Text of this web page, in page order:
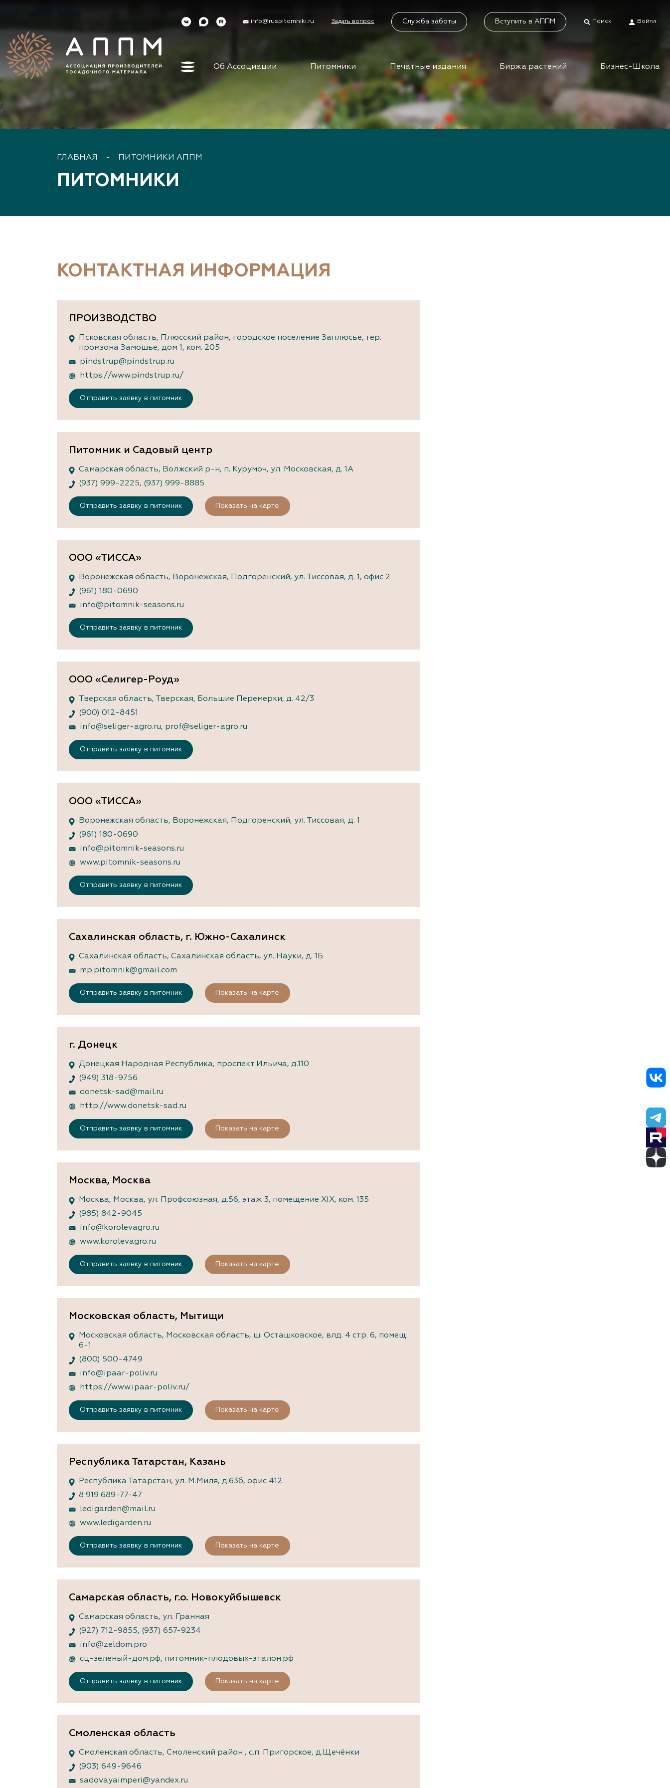
info@ruspitomniki.ru Задать вопрос Служба заботы Вступить в АППМ Поиск Войти
Об Ассоциации Питомники Печатные издания Биржа растений Бизнес-Школа
Об ассоциации
Органы управления
Реквизиты АППМ
представительства
Питомники АППМ
Партнеры питомников
Участники
Биржа растений
отрасли
Каталог растений
Система добровольной
ГЛАВНАЯ - ПИТОМНИКИ АППМ
ПИТОМНИКИ
КОНТАКТНАЯ ИНФОРМАЦИЯ
ПРОИЗВОДСТВО
Псковская область, Плюсский район, городское поселение Заплюсье, тер.
промзона Замошье, дом 1, ком. 205
pindstrup@pindstrup.ru
https://www.pindstrup.ru/
Отправить заявку в питомник
Питомник и Садовый центр
Самарская область, Волжский р-н, п. Курумоч, ул. Московская, д. 1А
(937) 999-2225, (937) 999-8885
Отправить заявку в питомник Показать на карте
ООО «ТИССА»
Воронежская область, Воронежская, Подгоренский, ул. Тиссовая, д. 1, офис 2
(961) 180-0690
info@pitomnik-seasons.ru
Отправить заявку в питомник
ООО «Селигер-Роуд»
Тверская область, Тверская, Большие Перемерки, д. 42/3
(900) 012-8451
info@seliger-agro.ru, prof@seliger-agro.ru
Отправить заявку в питомник
ООО «ТИССА»
Воронежская область, Воронежская, Подгоренский, ул. Тиссовая, д. 1
(961) 180-0690
info@pitomnik-seasons.ru
www.pitomnik-seasons.ru
Отправить заявку в питомник
Сахалинская область, г. Южно-Сахалинск
Сахалинская область, Сахалинская область, ул. Науки, д. 1Б
mp.pitomnik@gmail.com
Отправить заявку в питомник Показать на карте
г. Донецк
Донецкая Народная Республика, проспект Ильича, д.110
(949) 318-9756
donetsk-sad@mail.ru
http://www.donetsk-sad.ru
Отправить заявку в питомник Показать на карте
Москва, Москва
Москва, Москва, ул. Профсоюзная, д.56, этаж 3, помещение XIX, ком. 135
(985) 842-9045
info@korolevagro.ru
www.korolevagro.ru
Отправить заявку в питомник Показать на карте
Московская область, Мытищи
Московская область, Московская область, ш. Осташковское, влд. 4 стр. 6, помещ.
6-1
(800) 500-4749
info@ipaar-poliv.ru
https://www.ipaar-poliv.ru/
Отправить заявку в питомник Показать на карте
Республика Татарстан, Казань
Республика Татарстан, ул. М.Миля, д.63б, офис 412.
8 919 689-77-47
ledigarden@mail.ru
www.ledigarden.ru
Отправить заявку в питомник Показать на карте
Самарская область, г.о. Новокуйбышевск
Самарская область, ул. Гранная
(927) 712-9855, (937) 657-9234
info@zeldom.pro
сц-зеленый-дом.рф, питомник-плодовых-эталон.рф
Отправить заявку в питомник Показать на карте
Смоленская область
Смоленская область, Смоленский район , с.п. Пригорское, д.Щечёнки
(903) 649-9646
sadovayaimperi@yandex.ru